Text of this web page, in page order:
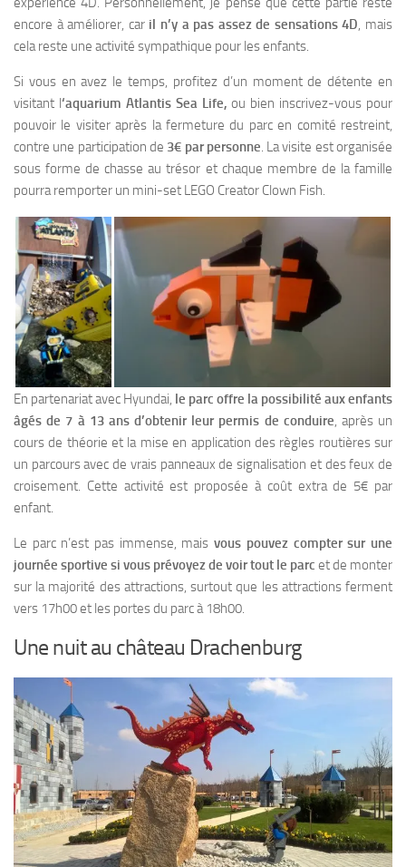
encore à améliorer, car il n’y a pas assez de sensations 4D, mais
cela reste une activité sympathique pour les enfants.
Si vous en avez le temps, profitez d’un moment de détente en
visitant l‘aquarium Atlantis Sea Life, ou bien inscrivez-vous pour
pouvoir le visiter après la fermeture du parc en comité restreint,
contre une participation de 3€ par personne. La visite est organisée
sous forme de chasse au trésor et chaque membre de la famille
pourra remporter un mini-set LEGO Creator Clown Fish.
En partenariat avec Hyundai, le parc offre la possibilité aux enfants
âgés de 7 à 13 ans d’obtenir leur permis de conduire, après un
cours de théorie et la mise en application des règles routières sur
un parcours avec de vrais panneaux de signalisation et des feux de
croisement. Cette activité est proposée à coût extra de 5€ par
enfant.
Le parc n’est pas immense, maisvous pouvez compter sur une
journée sportive si vous prévoyez de voir tout le parc et de monter
sur la majorité des attractions, surtout que les attractions ferment
vers 17h00 et les portes du parc à 18h00.
Une nuit au château Drachenburg